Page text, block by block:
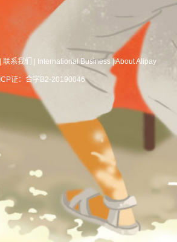
联系我们 International Business |About Alipay
ICP证：合字B2-20190046